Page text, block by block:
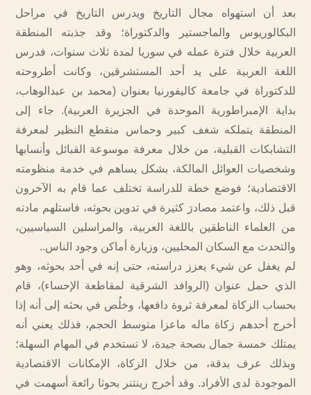
بعد أن استهواه مجال التاريخ ويدرس التاريخ في مراحل
البكالوريوس والماجستير والدكتوراة؛ وقد جذبته المنطقة
العربية خلال فترة عمله في سوريا لمدة ثلاث سنوات، فدرس
اللغة العربية على يد أحد المستشرقين، وكانت أطروحته
للدكتوراة في جامعة كاليفورنيا بعنوان (محمد بن عبدالوهاب،
بداية الإمبراطورية الموحدة في الجزيرة العربية). جاء إلى
المنطقة يتملكه شغف كبير وحماس منقطع النظير لمعرفة
التشابكات القبلية، من خلال معرفة موسوعة القبائل وأنسابها
وشخصيات العوائل المالكة، بشكل يساهم في خدمة منظومته
الاقتصادية؛ فوضع خطة للدراسة تختلف عما قام به الآخرون
قبل ذلك، واعتمد مصادرَ كثيرة في تدوين بحوثه، فاستلهم مادته
من العلماء الناطقين باللغة العربية، والمراسلين السياسيين،
والتحدث مع السكان المحليين، وزيارة أماكن وجود الناس..
لم يغفل عن شيء يعزز دراسته، حتى إنه في أحد بحوثه، وهو
الذي حمل عنوان (الروافد الشرقية لمقاطعة الإحساء)، قام
بحساب الزكاة لمعرفة ثروة دافعها، وخلُص في بحثه إلى أنه إذا
أخرج أحدهم زكاة ماله ماعزا متوسط الحجم، فذلك يعني أنه
يمتلك خمسة جمال بصحة جيدة، لا تستخدم في المهام السهلة؛
وبذلك عرف بدقة، من خلال الزكاة، الإمكانات الاقتصادية
الموجودة لدى الأفراد. وقد أخرج رينتنر بحوثا رائعة أسهمت في